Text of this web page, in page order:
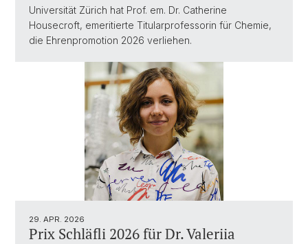
Universität Zürich hat Prof. em. Dr. Catherine
Housecroft, emeritierte Titularprofessorin für Chemie,
die Ehrenpromotion 2026 verliehen.
29. APR. 2026
Prix Schläfli 2026 für Dr. Valeriia